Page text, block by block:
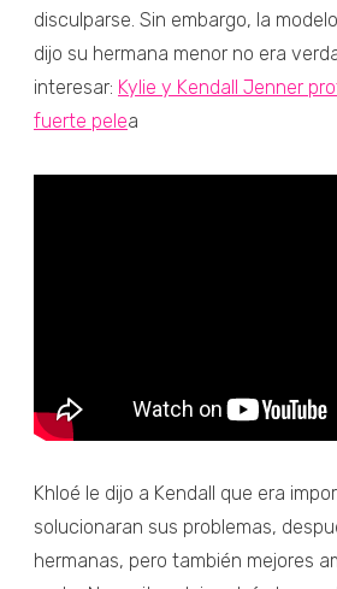
disculparse. Sin embargo, la
dijo su hermana menor no era
interesar: Kylie y Kendall Jenner
fuerte pelea
Khloé le dijo a Kendall que era
solucionaran sus problemas,
hermanas, pero también mejores